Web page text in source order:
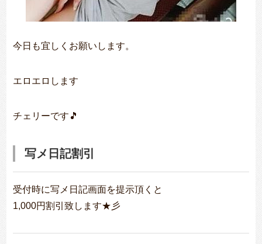
今日も宜しくお願いします。
エロエロします
チェリーです🎵
写メ日記割引
受付時に写メ日記画面を提示頂くと
1,000円割引致します★彡